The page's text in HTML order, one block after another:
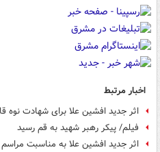
اخبار مرتبط
اثر جدید افشین علا برای شهادت نوه
فیلم/ پیکر رهبر شهید به قم رسید
اثر جدید افشین علا به مناسبت